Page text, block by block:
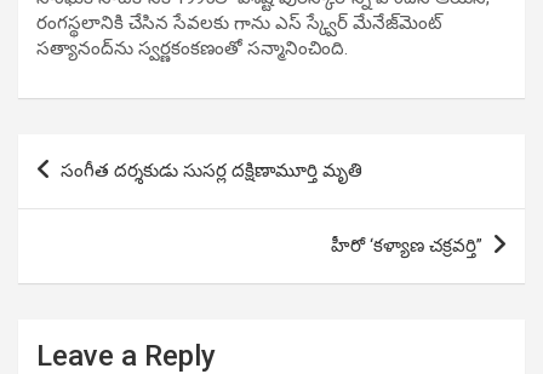
రంగస్థలానికి చేసిన సేవలకు గాను ఎస్‌ స్క్వేర్‌ మేనేజ్‌మెంట్‌
సత్యానంద్‌ను స్వర్ణకంకణంతో సన్మానించింది.
Post
navigation
సంగీత దర్శకుడు సుసర్ల దక్షిణామూర్తి మృతి
హీరో ‘కళ్యాణ చక్రవర్తి”
Leave a Reply